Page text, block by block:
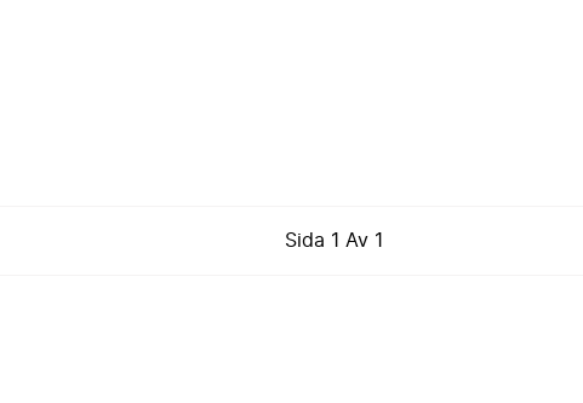
Sida 1 Av 1